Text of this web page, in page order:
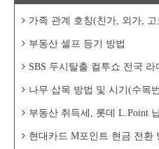
가족 관계 호칭(친가, 외가,
부동산 셀프 등기 방법
SBS 두시탈출 컬투쇼 전국 라
나무 삽목 방법 및 시기(수목
부동산 취득세, 롯데 L.Point
현대카드 M포인트 현금 전환